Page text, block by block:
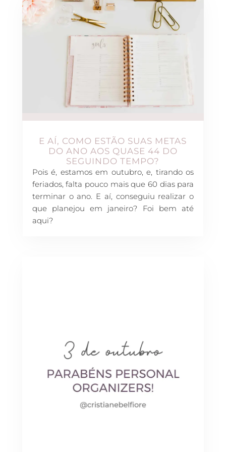
E AÍ, COMO ESTÃO SUAS METAS
DO ANO AOS QUASE 44 DO
SEGUINDO TEMPO?
Pois é, estamos em outubro, e, tirando os
feriados, falta pouco mais que 60 dias para
terminar o ano. E aí, conseguiu realizar o
que planejou em janeiro? Foi bem até
aqui?